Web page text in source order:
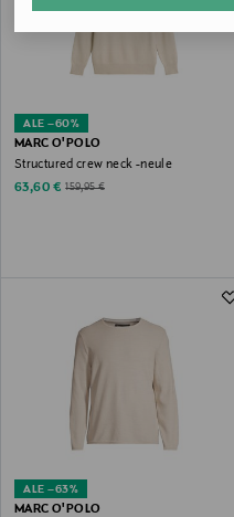
ALE –60%
MARC O'POLO
Structured crew neck -neule
Discounted Price
63,60 € Original Price
159,95 €
ALE –63%
MARC O'POLO